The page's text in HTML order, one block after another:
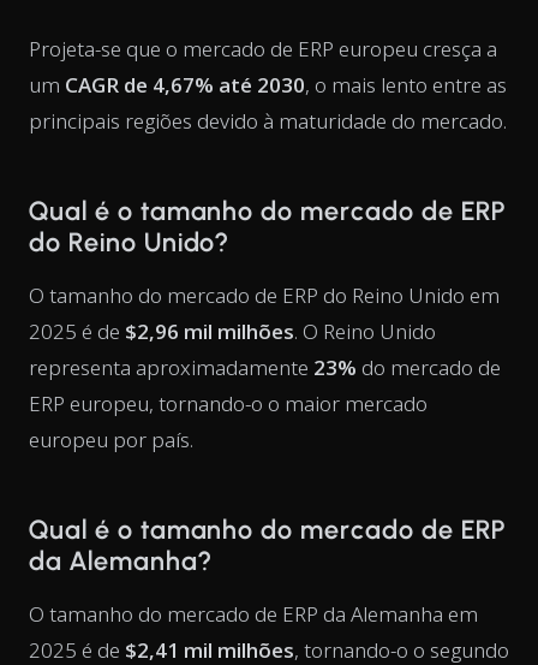
Projeta-se que o mercado de ERP europeu cresça a
um CAGR de 4,67% até 2030, o mais lento entre as
principais regiões devido à maturidade do mercado.
Qual é o tamanho do mercado de ERP
do Reino Unido?
O tamanho do mercado de ERP do Reino Unido em
2025 é de $2,96 mil milhões. O Reino Unido
representa aproximadamente 23% do mercado de
ERP europeu, tornando-o o maior mercado
europeu por país.
Qual é o tamanho do mercado de ERP
da Alemanha?
O tamanho do mercado de ERP da Alemanha em
2025 é de $2,41 mil milhões, tornando-o o segundo